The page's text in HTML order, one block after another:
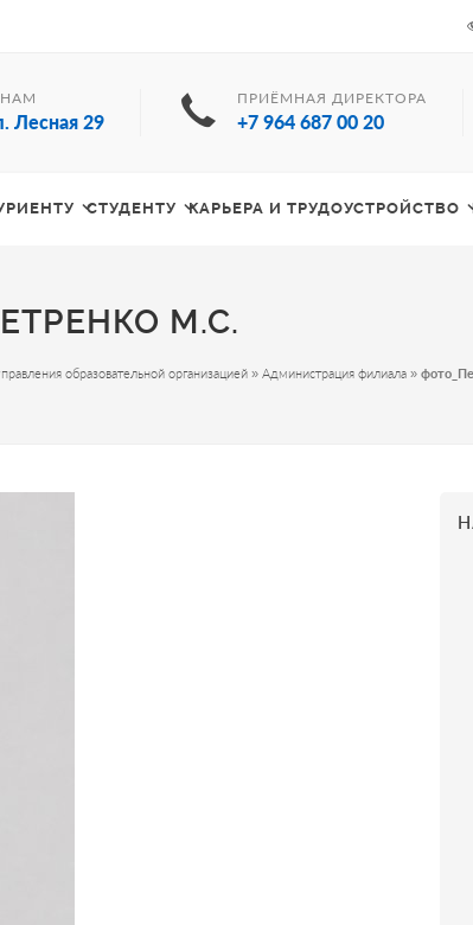
Лесная 29
ПРИЁМНАЯ ДИРЕКТОРА
+7 964 687 00 20
СТУДЕНТУ КАРЬЕРА И ТРУДОУСТРОЙСТВО
М.С.
образовательной организацией » Администрация филиала »